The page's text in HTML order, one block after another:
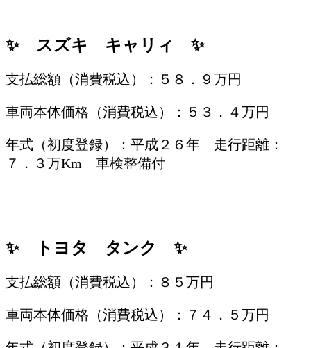
✨ スズキ キャリィ ✨
支払総額（消費税込）：５８．９万円
車両本体価格（消費税込）：５３．４万円
年式（初度登録）：平成２６年 走行距離：
７．３万Km 車検整備付
✨ トヨタ タンク ✨
支払総額（消費税込）：８５万円
車両本体価格（消費税込）：７４．５万円